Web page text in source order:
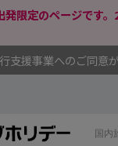
限定のページです
支援事業へのご同
国内